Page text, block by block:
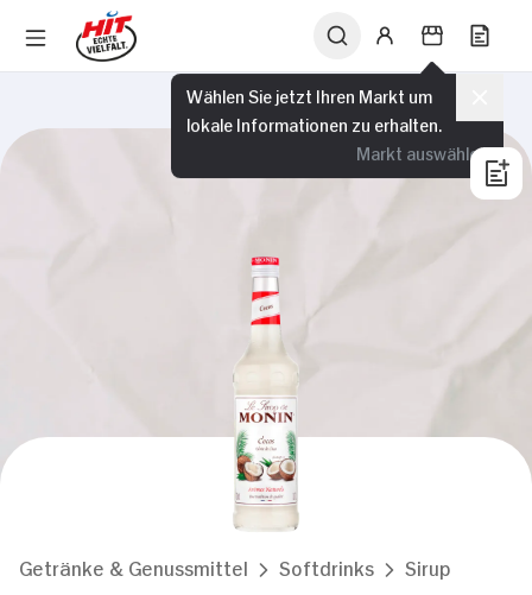
Wählen Sie jetzt Ihren Markt um
lokale Informationen zu erhalten.
Markt auswählen
Getränke & Genussmittel Softdrinks Sirup